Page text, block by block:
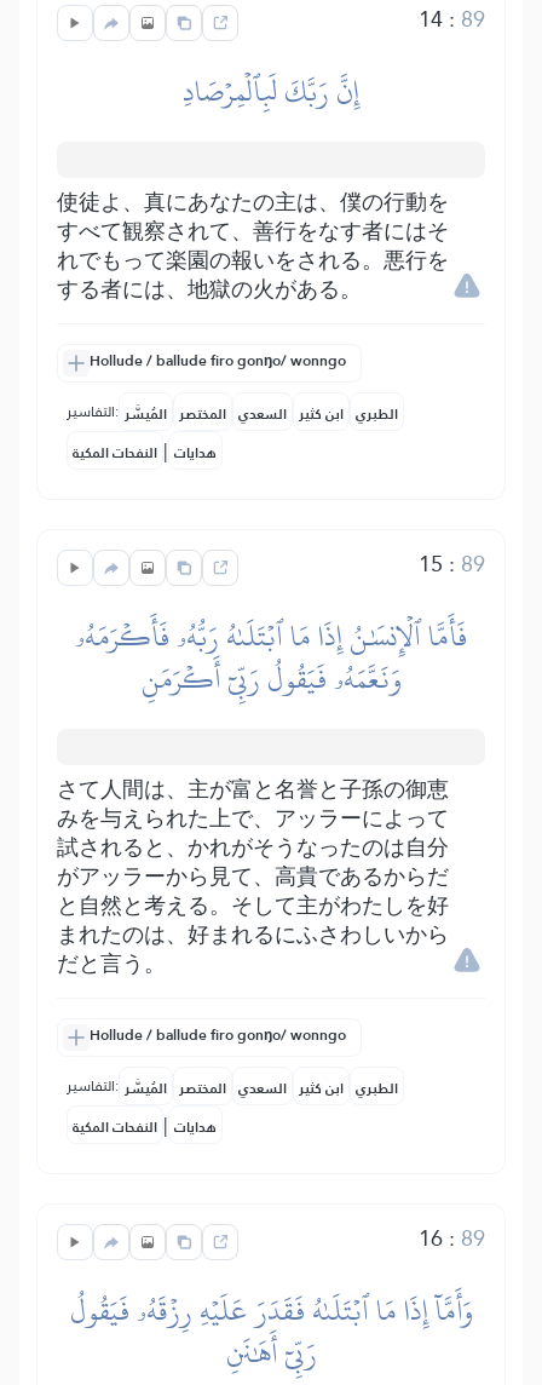
14: 89
إِنَّ رَبَّكَ لَبِٱلۡمِرۡصَادِ
使徒よ、真にあなたの主は、僕の行動を
すべて観察されて、善行をなす者にはそ
れでもって楽園の報いをされる。悪行を
する者には、地獄の火がある。
Hollude / ballude firo gonŋo/ wonngo
التفاسير: المُيسَّر المختصر السعدي ابن كثير الطبري
النفحات المكية | هدايات
15 : 89
فَأَمَّا ٱلۡإِنسَٰنُ إِذَا مَا ٱبۡتَلَىٰهُ رَبُّهُۥ فَأَكۡرَمَهُۥ
وَنَعَّمَهُۥ فَيَقُولُ رَبِّيٓ أَكۡرَمَنِ
さて人間は、主が富と名誉と子孫の御恵
みを与えられた上で、アッラーによって
試されると、かれがそうなったのは自分
がアッラーから見て、高貴であるからだ
と自然と考える。そして主がわたしを好
まれたのは、好まれるにふさわしいから
だと言う。
Hollude / ballude firo gonŋo/ wonngo
التفاسير: المُيسَّر المختصر السعدي ابن كثير الطبري
النفحات المكية | هدايات
16: 89
وَأَمَّآ إِذَا مَا ٱبۡتَلَىٰهُ فَقَدَرَ عَلَيۡهِ رِزۡقَهُۥ فَيَقُولُ
رَبِّيٓ أَهَٰنَنِ